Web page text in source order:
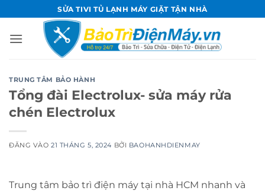
qua
nội
SỬA TIVI TỦ LẠNH MÁY GIẶT TẬN NHÀ
TRUNG TÂM BẢO HÀNH
Tổng đài Electrolux- sửa máy rửa
chén Electrolux
ĐĂNG VÀO21 THÁNG 5, 2024 BỞI BAOHANHDIENMAY
Trung tâm bảo trì điện máy tại nhà HCM nhanh và